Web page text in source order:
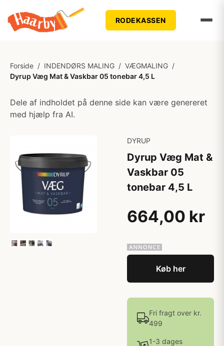
RODEKASSEN
Forside / INDENDØRS MALING / VÆGMALING /
Dyrup Væg Mat & Vaskbar 05 tonebar 4,5 L
Dele af indholdet på denne side kan være genereret
med hjælp fra AI.
DYRUP
Dyrup Væg Mat &
Vaskbar 05
tonebar 4,5 L
664,00 kr
Køb her
Fri fragt over kr.
499
1-3 dages